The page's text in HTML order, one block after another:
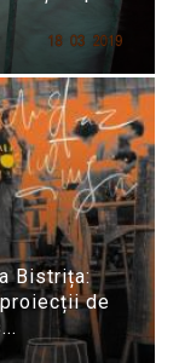
Bistrița:
de